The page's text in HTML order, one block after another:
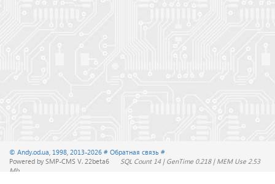
© Andy.od.ua, 1998, 2013-2026 # Обратная связь #
Powered by SMP-CMS V. 22beta6
SQL Count 14 | GenTime 0.218 | MEM Use 2.53
Mb